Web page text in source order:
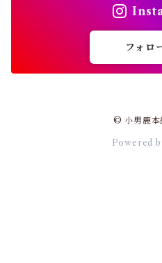
フォロ
© 小男鹿本
Powered